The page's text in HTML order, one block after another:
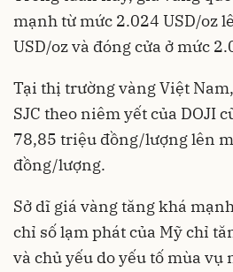
mạnh từ mức 2.024 USD/oz
USD/oz và đóng cửa ở mức
Tại thị trường vàng Việt
SJC theo niêm yết của DOJI
78,85 triệu đồng/lượng lên
đồng/lượng.
Sở dĩ giá vàng tăng khá
chỉ số lạm phát của Mỹ chỉ
và chủ yếu do yếu tố mùa vụ